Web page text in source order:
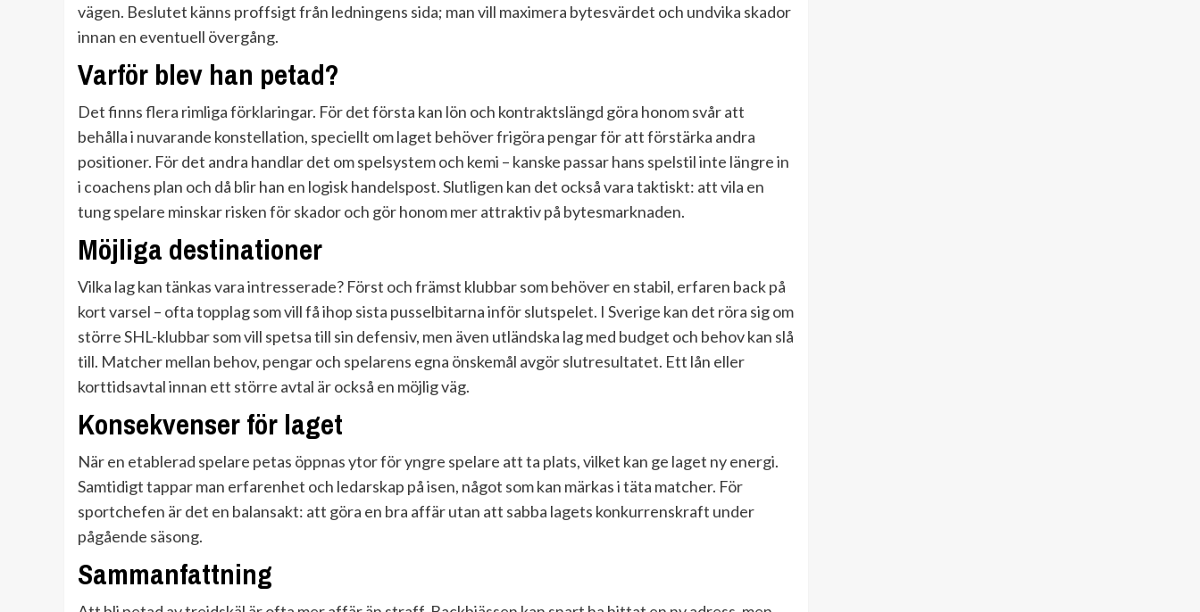
vägen. Beslutet känns proffsigt från ledningens sida; man vill maximera bytesvärdet och undvika skador
innan en eventuell övergång.
Varför blev han petad?
Det finns flera rimliga förklaringar. För det första kan lön och kontraktslängd göra honom svår att
behålla i nuvarande konstellation, speciellt om laget behöver frigöra pengar för att förstärka andra
positioner. För det andra handlar det om spelsystem och kemi – kanske passar hans spelstil inte längre in
i coachens plan och då blir han en logisk handelspost. Slutligen kan det också vara taktiskt: att vila en
tung spelare minskar risken för skador och gör honom mer attraktiv på bytesmarknaden.
Möjliga destinationer
Vilka lag kan tänkas vara intresserade? Först och främst klubbar som behöver en stabil, erfaren back på
kort varsel – ofta topplag som vill få ihop sista pusselbitarna inför slutspelet. I Sverige kan det röra sig om
större SHL-klubbar som vill spetsa till sin defensiv, men även utländska lag med budget och behov kan slå
till. Matcher mellan behov, pengar och spelarens egna önskemål avgör slutresultatet. Ett lån eller
korttidsavtal innan ett större avtal är också en möjlig väg.
Konsekvenser för laget
När en etablerad spelare petas öppnas ytor för yngre spelare att ta plats, vilket kan ge laget ny energi.
Samtidigt tappar man erfarenhet och ledarskap på isen, något som kan märkas i täta matcher. För
sportchefen är det en balansakt: att göra en bra affär utan att sabba lagets konkurrenskraft under
pågående säsong.
Sammanfattning